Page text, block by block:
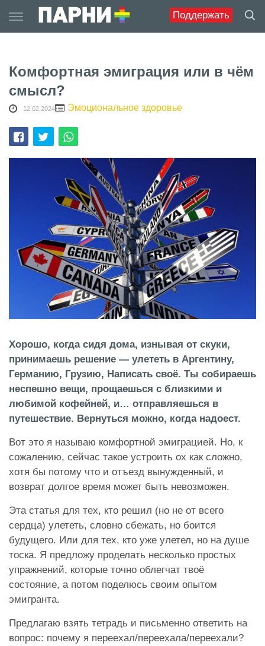
Поддержать
to
content
Комфортная эмиграция или в чём
смысл?
12.02.2024 Эмоциональное здоровье
Хорошо, когда сидя дома, изнывая от скуки,
принимаешь решение — улететь в Аргентину,
Германию, Грузию, Написать своё. Ты собираешь
неспешно вещи, прощаешься с близкими и
любимой кофейней, и… отправляешься в
путешествие. Вернуться можно, когда надоест.
Вот это я называю комфортной эмиграцией. Но, к
сожалению, сейчас такое устроить ох как сложно,
хотя бы потому что и отъезд вынужденный, и
возврат долгое время может быть невозможен.
Эта статья для тех, кто решил (но не от всего
сердца) улететь, словно сбежать, но боится
будущего. Или для тех, кто уже улетел, но на душе
тоска. Я предложу проделать несколько простых
упражнений, которые точно облегчат твоё
состояние, а потом поделюсь своим опытом
эмигранта.
Предлагаю взять тетрадь и письменно ответить на
вопрос: почему я переехал/переехала/переехали?